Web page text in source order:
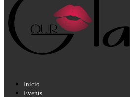
Inicio
Events